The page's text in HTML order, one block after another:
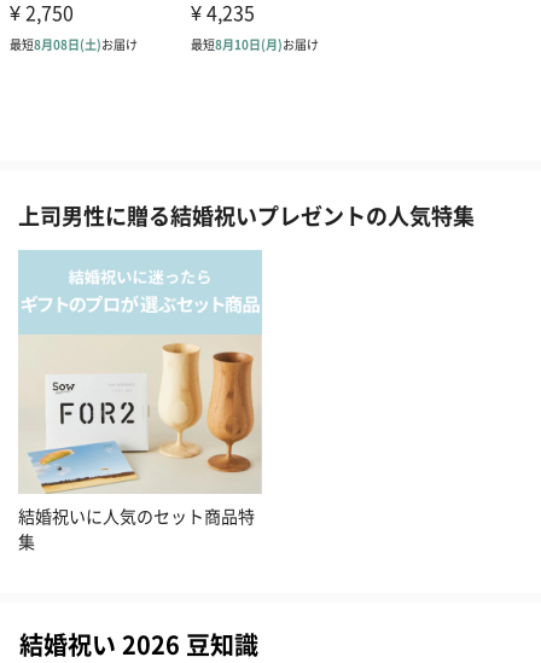
上司男性に贈る結婚祝いプレゼントの人気特集
結婚祝いに人気のセット商品特
集
結婚祝い 2026 豆知識